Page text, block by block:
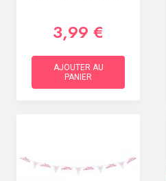
3,99 €
AJOUTER AU
PANIER